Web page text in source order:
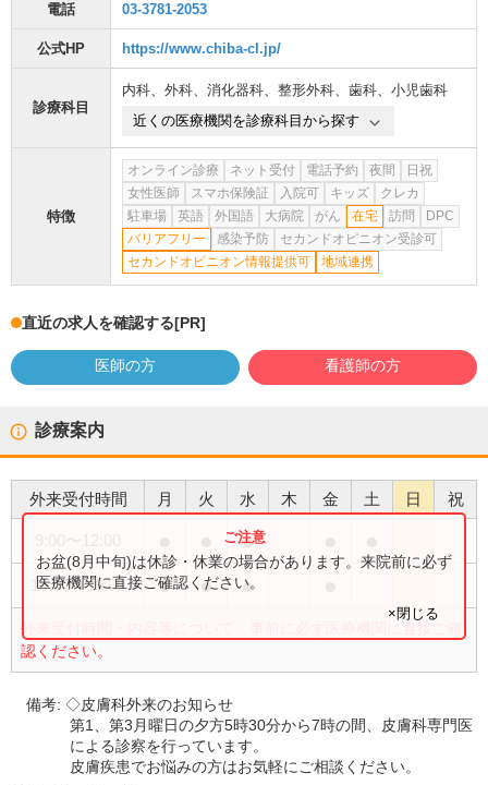
電話 03-3781-2053
公式HP https://www.chiba-cl.jp/
診療科目
内科、 外科、 消化器科、 整形外科、 歯科、 小児歯科
近くの医療機関を診療科目から探す
特徴
オンライン診療 ネット受付 電話予約 夜間
日祝
女性医師
スマホ保険証 入院可 キッズ
クレカ
駐車場
英語 外国語 大病院 がん 在宅 訪問
DPC
バリアフリー
感染予防
セカンドオピニオン受診可
セカンドオピニオン情報提供可
地域連携
直近の求人を確認する[PR]
医師の方 看護師の方
診療案内
外来受付時間 月 火 水 木 金 土 日 祝
●
16:00〜19:00 ● ● ●
外来受付時間・内容等について、事前に必ず医療機関に直接ご確
認ください。
お盆(8月中旬)は休診・休業の場合があります。来院前に必ず
医療機関に直接ご確認ください。
×閉じる
備考:◇皮膚科外来のお知らせ
第1、第3月曜日の夕方5時30分から7時の間、皮膚科専門医
による診察を行っています。
皮膚疾患でお悩みの方はお気軽にご相談ください。